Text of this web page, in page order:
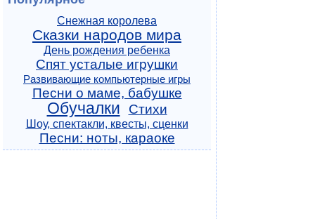
Снежная королева
Сказки народов мира
День рождения ребенка
Спят усталые игрушки
Развивающие компьютерные игры
Песни о маме, бабушке
Обучалки Стихи
Шоу, спектакли, квесты, сценки
Песни: ноты, караоке